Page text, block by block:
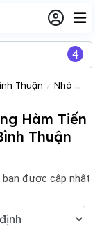
Thuận Nhà đất Thành phố Phan Thiết
Hàm Tiến
Thuận
được cập nhật
4